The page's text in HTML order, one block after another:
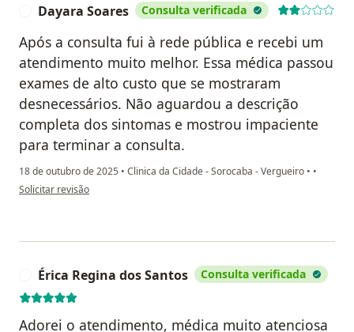
Dayara Soares Consulta verificada
Após a consulta fui à rede pública e recebi um
atendimento muito melhor. Essa médica passou
exames de alto custo que se mostraram
desnecessários. Não aguardou a descrição
completa dos sintomas e mostrou impaciente
para terminar a consulta.
18 de outubro de 2025 • Clinica da Cidade - Sorocaba - Vergueiro • •
na opinião do utilizador Dayara Soares
Solicitar revisão
Érica Regina dos Santos Consulta verificada
Adorei o atendimento, médica muito atenciosa